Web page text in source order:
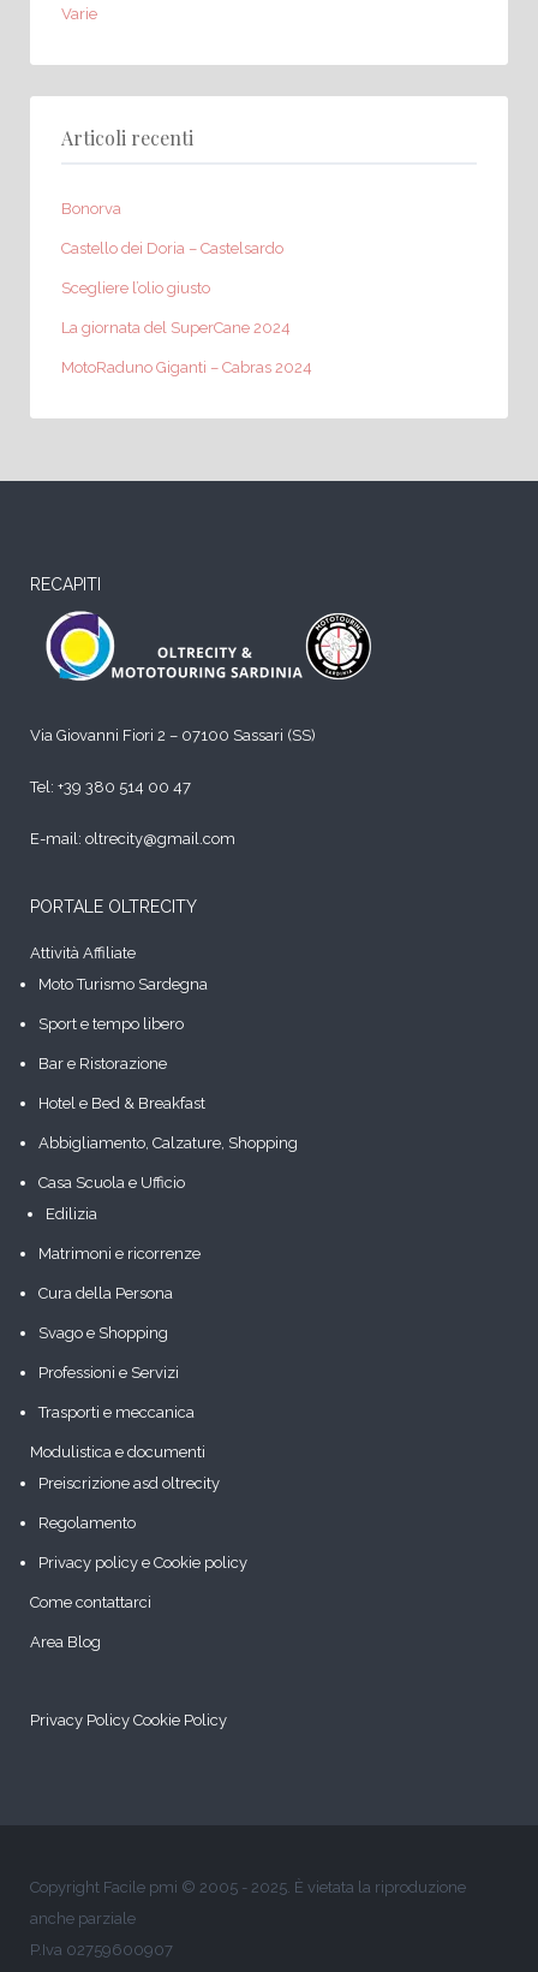
Varie
Articoli recenti
Bonorva
Castello dei Doria – Castelsardo
Scegliere l’olio giusto
La giornata del SuperCane 2024
MotoRaduno Giganti – Cabras 2024
RECAPITI
Via Giovanni Fiori 2 – 07100 Sassari (SS)
Tel: +39 380 514 00 47
E-mail: oltrecity@gmail.com
PORTALE OLTRECITY
Attività Affiliate
Moto Turismo Sardegna
Sport e tempo libero
Bar e Ristorazione
Hotel e Bed & Breakfast
Abbigliamento, Calzature, Shopping
Casa Scuola e Ufficio
Edilizia
Matrimoni e ricorrenze
Cura della Persona
Svago e Shopping
Professioni e Servizi
Trasporti e meccanica
Modulistica e documenti
Preiscrizione asd oltrecity
Regolamento
Privacy policy e Cookie policy
Come contattarci
Area Blog
Privacy Policy Cookie Policy
Copyright Facile pmi © 2005 - 2025. È vietata la riproduzione
anche parziale
P.Iva 02759600907